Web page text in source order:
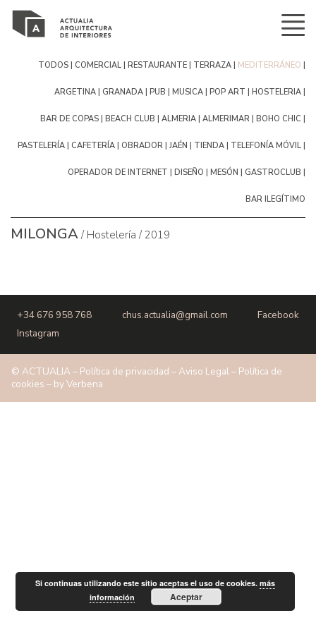
Todos Comercial Restaurante terraza mediterráneo
argetina Granada pub musica pop art hosteleria
bar de copas Beach Club Almeria Almerimar boho chic
pastelería cafetería obrador Jaén tienda telefonía móvil
operador de internet diseño mesón gastroclub
bar ilegítimo
Milonga / Hostelería / 2019
+34 676 958 768 chus.actualia@gmail.com
Facebook
Instagram
© ACTUALIA – Política de privacidad –Aviso Legal– Política de
cookies – byVerbena
Si continuas utilizando este sitio aceptas el uso de cookies.más
información
Aceptar